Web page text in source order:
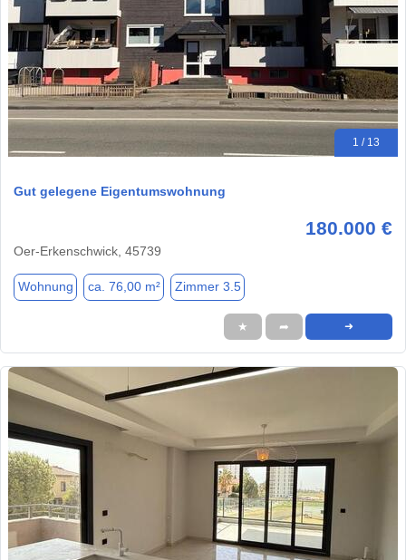
1 / 13
Gut gelegene Eigentumswohnung
180.000 €
Oer-Erkenschwick, 45739
Wohnung ca. 76,00 m² Zimmer 3.5
★ ➦ ➜